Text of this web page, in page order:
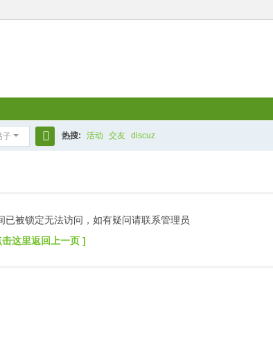
子 热搜: 活动 交友 discuz
已被锁定无法访问，如有疑问请联系管理员
这里返回上一页 ]